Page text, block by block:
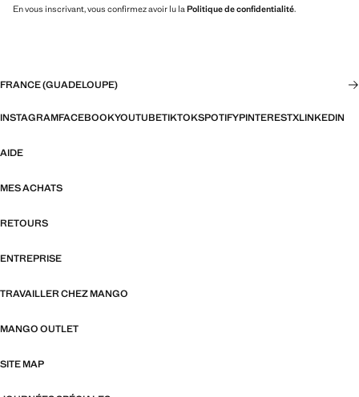
En vous inscrivant, vous confirmez avoir lu la Politique de confidentialité.
FRANCE (GUADELOUPE)
INSTAGRAMFACEBOOKYOUTUBETIKTOKSPOTIFYPINTERESTXLINKEDIN
AIDE
MES ACHATS
RETOURS
ENTREPRISE
TRAVAILLER CHEZ MANGO
MANGO OUTLET
SITE MAP